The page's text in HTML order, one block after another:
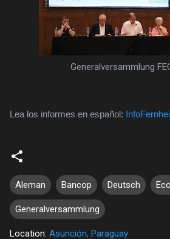
Generalversammlung
Lea los informes en español:
Aleman Bancop Deutsch
Generalversammlung
Location: Asunción, Paraguay